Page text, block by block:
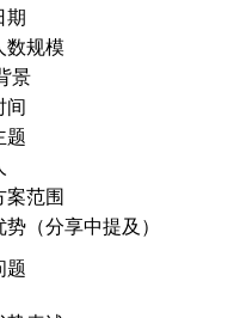
期
数规模
景
间
题
案范围
势（分享中提及）
题